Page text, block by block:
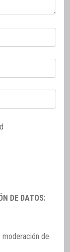
DE DATOS:
moderación de